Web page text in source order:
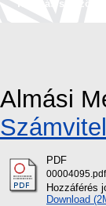
Tallózás szerző
Almási
PDF
00004095.pdf
Hozzáférés
Download